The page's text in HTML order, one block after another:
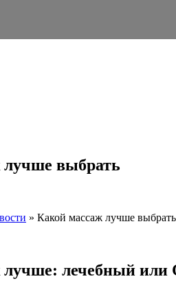
выбрать
» Какой массаж лучше выбрать
лечебный или